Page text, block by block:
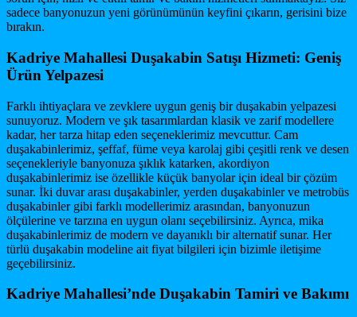
sadece banyonuzun yeni görünümünün keyfini çıkarın, gerisini bize
bırakın.
Kadriye Mahallesi Duşakabin Satışı Hizmeti: Geniş
Ürün Yelpazesi
Farklı ihtiyaçlara ve zevklere uygun geniş bir duşakabin yelpazesi
sunuyoruz. Modern ve şık tasarımlardan klasik ve zarif modellere
kadar, her tarza hitap eden seçeneklerimiz mevcuttur. Cam
duşakabinlerimiz, şeffaf, füme veya karolaj gibi çeşitli renk ve desen
seçenekleriyle banyonuza şıklık katarken, akordiyon
duşakabinlerimiz ise özellikle küçük banyolar için ideal bir çözüm
sunar. İki duvar arası duşakabinler, yerden duşakabinler ve metrobüs
duşakabinler gibi farklı modellerimiz arasından, banyonuzun
ölçülerine ve tarzına en uygun olanı seçebilirsiniz. Ayrıca, mika
duşakabinlerimiz de modern ve dayanıklı bir alternatif sunar. Her
türlü duşakabin modeline ait fiyat bilgileri için bizimle iletişime
geçebilirsiniz.
Kadriye Mahallesi’nde Duşakabin Tamiri ve Bakımı